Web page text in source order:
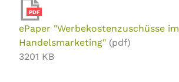
PDF
ePaper "Werbekostenzuschüsse im
Handelsmarketing" (pdf)
3201 KB